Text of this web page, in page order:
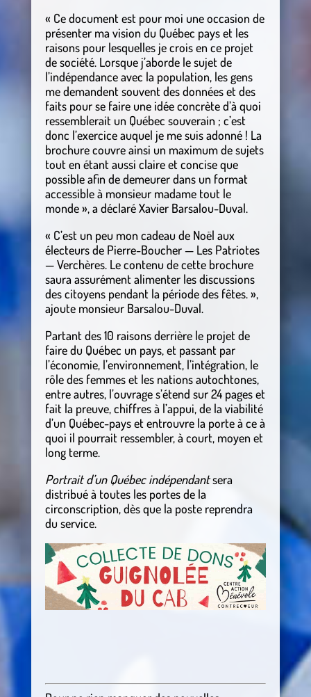
« Ce document est pour moi une occasion de
présenter ma vision du Québec pays et les
raisons pour lesquelles je crois en ce projet
de société. Lorsque j’aborde le sujet de
l’indépendance avec la population, les gens
me demandent souvent des données et des
faits pour se faire une idée concrète d’à quoi
ressemblerait un Québec souverain ; c’est
donc l’exercice auquel je me suis adonné ! La
brochure couvre ainsi un maximum de sujets
tout en étant aussi claire et concise que
possible afin de demeurer dans un format
accessible à monsieur madame tout le
monde », a déclaré Xavier Barsalou-Duval.
« C’est un peu mon cadeau de Noël aux
électeurs de Pierre-Boucher — Les Patriotes
— Verchères. Le contenu de cette brochure
saura assurément alimenter les discussions
des citoyens pendant la période des fêtes. »,
ajoute monsieur Barsalou-Duval.
Partant des 10 raisons derrière le projet de
faire du Québec un pays, et passant par
l’économie, l’environnement, l’intégration, le
rôle des femmes et les nations autochtones,
entre autres, l’ouvrage s’étend sur 24 pages et
fait la preuve, chiffres à l’appui, de la viabilité
d’un Québec-pays et entrouvre la porte à ce à
quoi il pourrait ressembler, à court, moyen et
long terme.
Portrait d’un Québec indépendantsera
distribué à toutes les portes de la
circonscription, dès que la poste reprendra
du service.